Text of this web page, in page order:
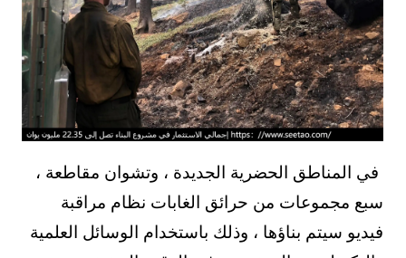
في المناطق الحضرية الجديدة ، وتشوان مقاطعة ،
سبع مجموعات من حرائق الغابات نظام مراقبة
فيديو سيتم بناؤها ، وذلك باستخدام الوسائل العلمية